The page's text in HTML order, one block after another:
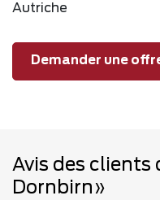
Autriche
Demander une
Avis des clients
Dornbirn»